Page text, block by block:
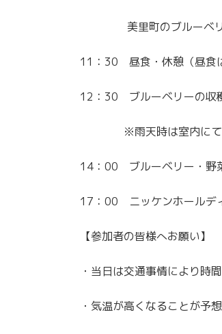
美里町のブルーベリー
11：30 昼食・休憩（昼食
12：30 ブルーベリーの収
※雨天時は室内にて農
14：00 ブルーベリー・野
17：00 ニッケンホールデ
【参加者の皆様へお願い】
・当日は交通事情により時
・気温が高くなることが予